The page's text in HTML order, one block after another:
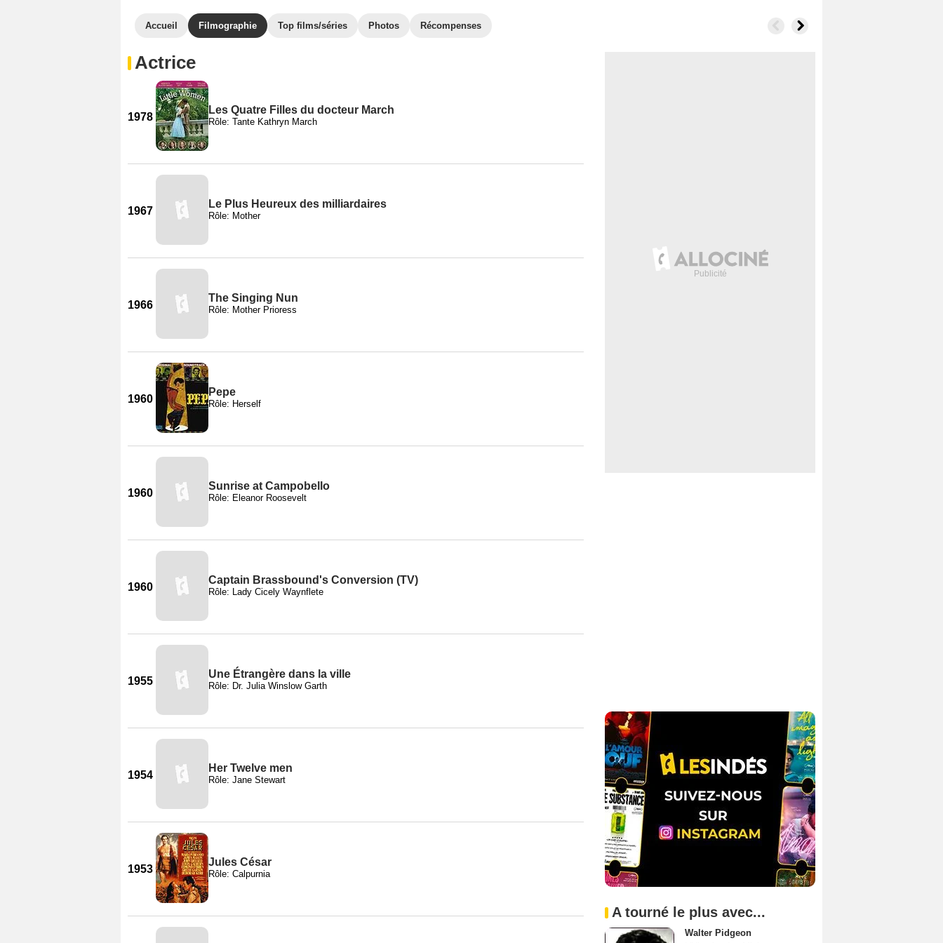
Accueil Filmographie Top films/séries Photos Récompenses
Actrice
1978
Les Quatre Filles du docteur March
Rôle: Tante Kathryn March
1967
Le Plus Heureux des milliardaires
Rôle: Mother
1966
The Singing Nun
Rôle: Mother Prioress
1960
Pepe
Rôle: Herself
1960
Sunrise at Campobello
Rôle: Eleanor Roosevelt
1960
Captain Brassbound's Conversion (TV)
Rôle: Lady Cicely Waynflete
1955
Une Étrangère dans la ville
Rôle: Dr. Julia Winslow Garth
1954
Her Twelve men
Rôle: Jane Stewart
1953
Jules César
Rôle: Calpurnia
A tourné le plus avec...
Walter Pidgeon